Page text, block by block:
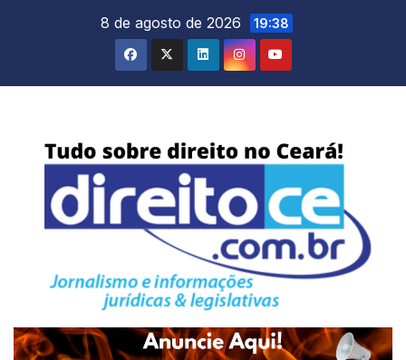
8 de agosto de 2026 19:38